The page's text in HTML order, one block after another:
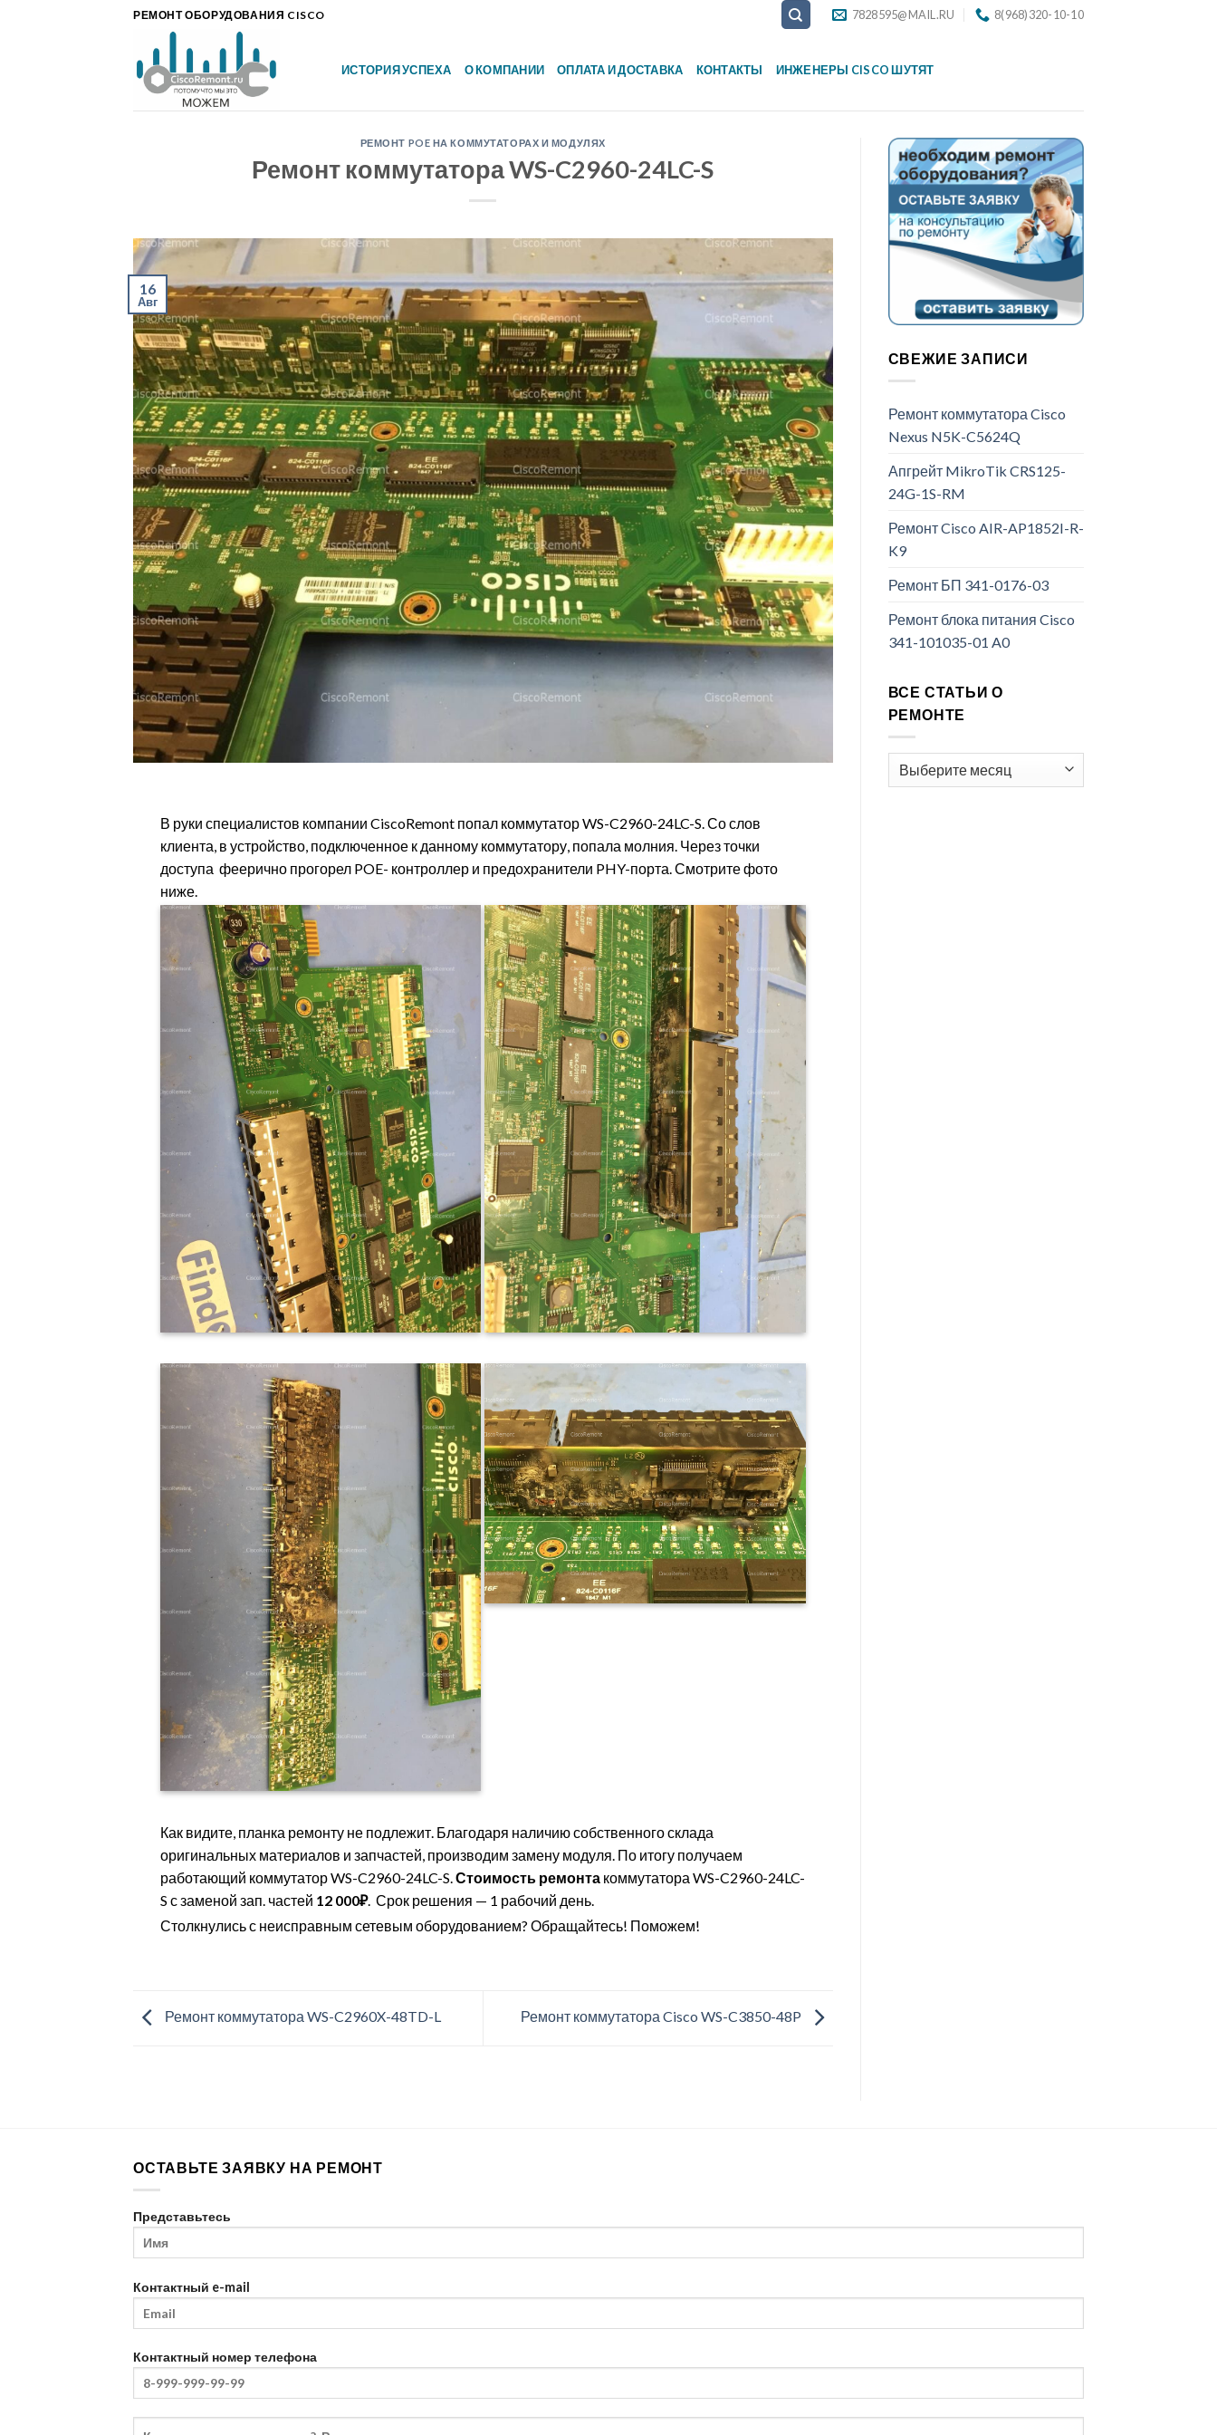
РЕМОНТ ОБОРУДОВАНИЯ CISCO 7828595@MAIL.RU 8(968)320-10-10
ИСТОРИЯ УСПЕХА О КОМПАНИИ ОПЛАТА И ДОСТАВКА КОНТАКТЫ ИНЖЕНЕРЫ CISCO ШУТЯТ
РЕМОНТ POE НА КОММУТАТОРАХ И МОДУЛЯХ
Ремонт коммутатора WS-C2960-24LC-S
16
Авг
В руки специалистов компании CiscoRemont попал коммутатор WS-C2960-24LC-S. Со слов
клиента, в устройство, подключенное к данному коммутатору, попала молния. Через точки
доступа феерично прогорел POE- контроллер и предохранители PHY-порта. Смотрите фото
ниже.
Как видите, планка ремонту не подлежит. Благодаря наличию собственного склада
оригинальных материалов и запчастей, производим замену модуля. По итогу получаем
работающий коммутатор WS-C2960-24LC-S.Стоимость ремонта коммутатора WS-C2960-24LC-
S с заменой зап. частей 12 000₽. Срок решения — 1 рабочий день.
Столкнулись с неисправным сетевым оборудованием? Обращайтесь! Поможем!
Ремонт коммутатора WS-C2960X-48TD-L Ремонт коммутатора Cisco WS-C3850-48P
СВЕЖИЕ ЗАПИСИ
Ремонт коммутатора Cisco
Nexus N5K-C5624Q
Апгрейт MikroTik CRS125-
24G-1S-RM
Ремонт Cisco AIR-AP1852I-R-
K9
Ремонт БП 341-0176-03
Ремонт блока питания Cisco
341-101035-01 A0
ВСЕ СТАТЬИ О
РЕМОНТЕ
Все
статьи
ОСТАВЬТЕ ЗАЯВКУ НА РЕМОНТ
Представьтесь
Контактный e-mail
Контактный номер телефона